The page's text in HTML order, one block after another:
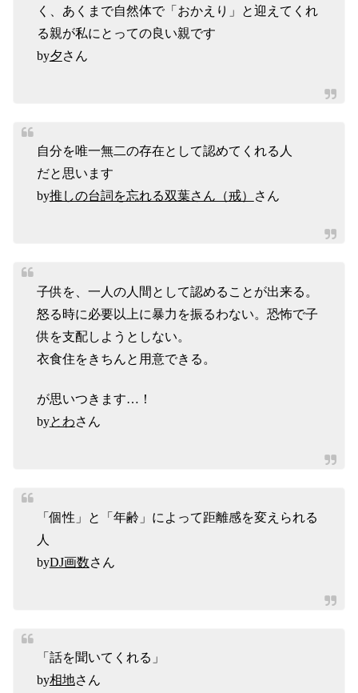
く、あくまで自然体で「おかえり」と迎えてくれ
る親が私にとっての良い親です
by夕さん
自分を唯一無二の存在として認めてくれる人
だと思います
by推しの台詞を忘れる双葉さん（戒） さん
子供を、一人の人間として認めることが出来る。
怒る時に必要以上に暴力を振るわない。恐怖で子
供を支配しようとしない。
衣食住をきちんと用意できる。
が思いつきます…！
byとわさん
「個性」と「年齢」によって距離感を変えられる
人
byDJ画数さん
「話を聞いてくれる」
by相地さん